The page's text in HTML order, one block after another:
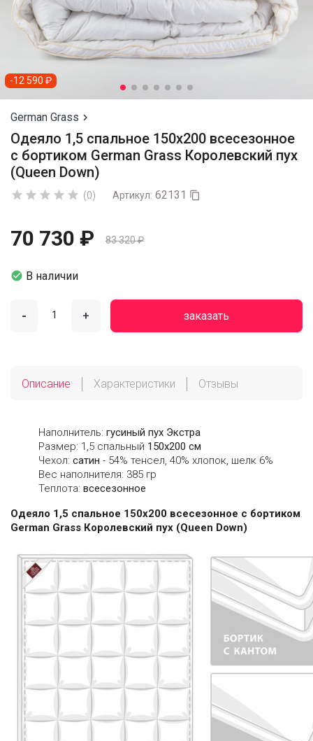
-12 590 ₽
German Grass 
Одеяло 1,5 спальное 150х200 всесезонное
с бортиком German Grass Королевский пух
(Queen Down)
     (0) Артикул: 62131 
70 730 ₽ 83 320 ₽
 В наличии
- + заказать
Описание Характеристики Отзывы
Наполнитель: гусиный пух Экстра
Размер: 1,5 спальный 150х200 см
Чехол: сатин - 54% тенсел, 40% хлопок, шелк 6%
Вес наполнителя: 385 гр
Теплота: всесезонное
Одеяло 1,5 спальное 150х200 всесезонное с бортиком
German Grass Королевский пух (Queen Down)